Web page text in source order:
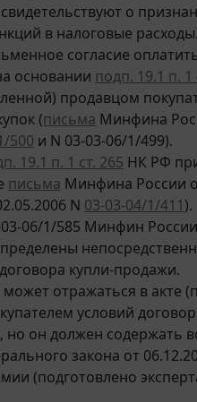
о
в налоговые
согласие
основании подп. 19.1 п. 1
продавцом
(письма Минфина
500 и N 03-03-06/1/499).
19.1 п. 1 ст. 265 НК РФ
письма Минфина России
N 03-03-04/1/411).
03-06/1/585 Минфин
купли-продажи.
отражаться в акте
условий
он должен содержать
закона от
(подготовлено